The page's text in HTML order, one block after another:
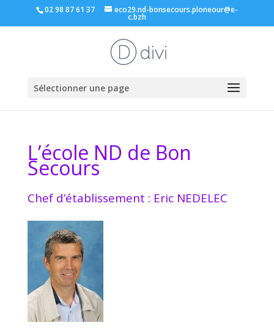
02 98 87 61 37 eco29.nd-bonsecours.ploneour@e-
c.bzh
Sélectionner une page
L’école ND de Bon
Secours
Chef d’établissement : Eric NEDELEC